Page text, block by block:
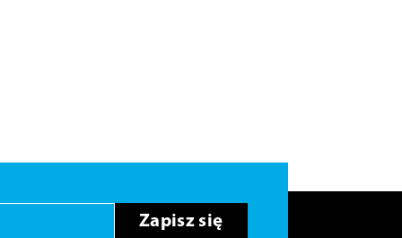
Zapisz się